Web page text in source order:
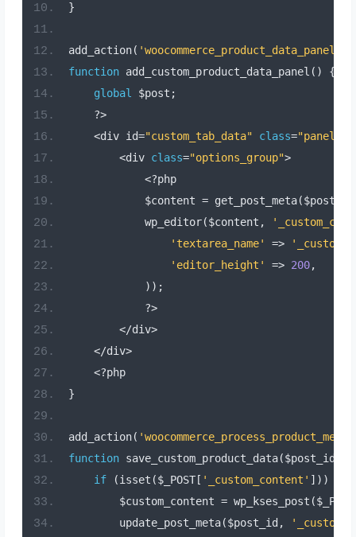
}
add_action( 'woocommerce_product_data_panels'
function add_custom_product_data_panel ()
{
global
$post ;
?>
<div id="custom_tab_data" class="panel
<div class="options_group">
<?php
            $content
= get_post_meta($post
            wp_editor
($content ,
'textarea_name'
=>
'editor_height'
=> 200,
));
?>
</div>
</div>
<?php
}
add_action( 'woocommerce_process_product_meta'
function save_custom_product_data($post_id
if
(isset ($_POST[ '_custom_content' ]))
        $custom_content
= wp_kses_post ($_POST
        update_post_meta
($post_id ,